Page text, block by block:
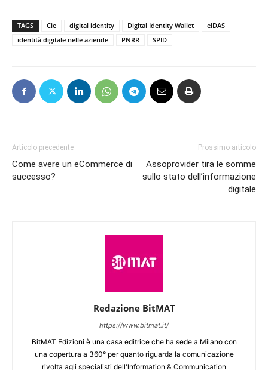
TAGS Cie digital identity Digital Identity Wallet
eIDAS
identità digitale nelle aziende
PNRR SPID
Articolo precedente
Come avere un eCommerce di
successo?
Prossimo articolo
Assoprovider tira le somme
sullo stato dell’informazione
digitale
Redazione BitMAT
https://www.bitmat.it/
BitMAT Edizioni è una casa editrice che ha sede a Milano con
una copertura a 360° per quanto riguarda la comunicazione
rivolta agli specialisti dell'lnformation & Communication